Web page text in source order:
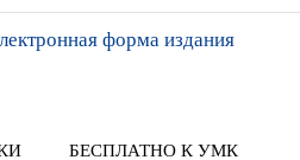
форма издания
БЕСПЛАТНО К УМК